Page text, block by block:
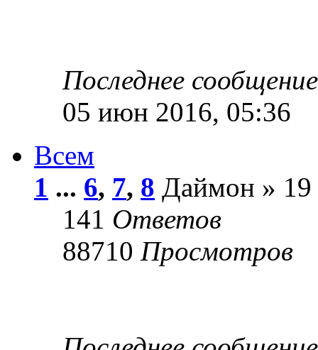
Последнее
05 июн 2016, 05:36
Всем
1 ... 6, 7, 8 Даймон » 19
141 Ответов
88710 Просмотров